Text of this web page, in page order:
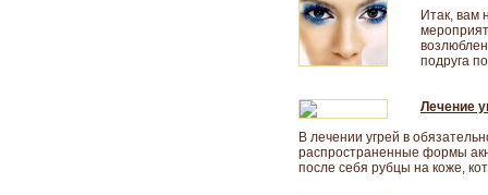
Итак, вам
подруга
Лечение
В лечении угрей в
распространенные формы
после себя рубцы на коже,